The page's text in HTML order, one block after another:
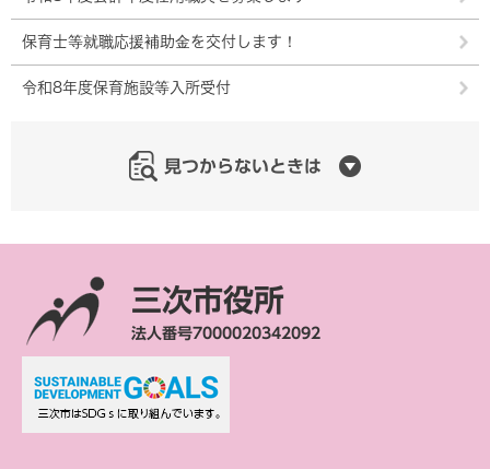
保育士等就職応援補助金を交付します！
令和8年度保育施設等入所受付
見つからないときは
三次市役所
法人番号7000020342092